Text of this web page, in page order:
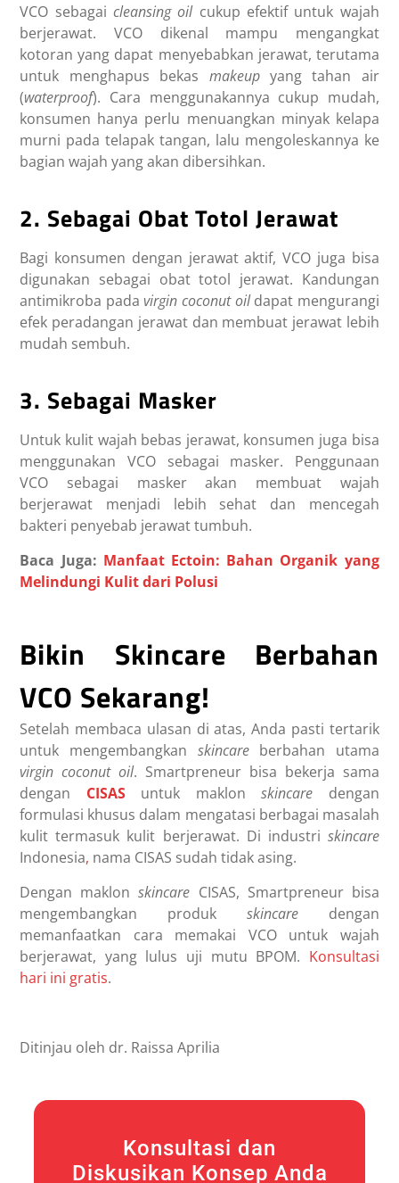
VCO sebagaicleansing oilcukup efektif untuk wajah
berjerawat. VCO dikenal mampu mengangkat
kotoran yang dapat menyebabkan jerawat, terutama
untuk menghapus bekas makeup yang tahan air
(waterproof). Cara menggunakannya cukup mudah,
konsumen hanya perlu menuangkan minyak kelapa
murni pada telapak tangan, lalu mengoleskannya ke
bagian wajah yang akan dibersihkan.
2. Sebagai Obat Totol Jerawat
Bagi konsumen dengan jerawat aktif, VCO juga bisa
digunakan sebagai obat totol jerawat. Kandungan
antimikroba padavirgin coconut oildapat mengurangi
efek peradangan jerawat dan membuat jerawat lebih
mudah sembuh.
3. Sebagai Masker
Untuk kulit wajah bebas jerawat, konsumen juga bisa
menggunakan VCO sebagai masker. Penggunaan
VCO sebagai masker akan membuat wajah
berjerawat menjadi lebih sehat dan mencegah
bakteri penyebab jerawat tumbuh.
Baca Juga: Manfaat Ectoin: Bahan Organik yang
Melindungi Kulit dari Polusi
Bikin Skincare Berbahan
VCO Sekarang!
Setelah membaca ulasan di atas, Anda pasti tertarik
untuk mengembangkan skincareberbahan utama
virgin coconut oil. Smartpreneur bisa bekerja sama
dengan CISASuntuk maklonskincare dengan
formulasi khusus dalam mengatasi berbagai masalah
kulit termasuk kulit berjerawat. Di industri skincare
Indonesia, nama CISAS sudah tidak asing.
Dengan maklonskincare CISAS, Smartpreneur bisa
mengembangkan produk skincare dengan
memanfaatkan cara memakai VCO untuk wajah
berjerawat, yang lulus uji mutu BPOM. Konsultasi
hari ini gratis.
Ditinjau oleh dr. Raissa Aprilia
Konsultasi dan
Diskusikan Konsep Anda